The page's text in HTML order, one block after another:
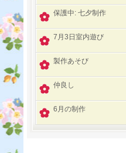
保護中: 七夕制作
7月3日室内遊び
製作あそび
仲良し
6月の制作